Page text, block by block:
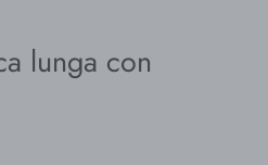
lunga con